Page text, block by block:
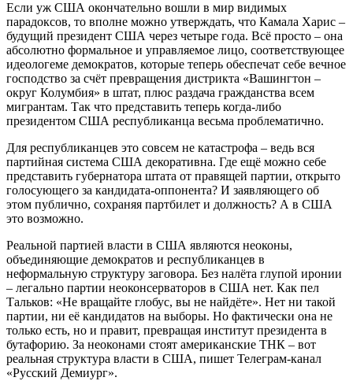
Если уж США окончательно вошли в мир видимых
парадоксов, то вполне можно утверждать, что Камала Харис –
будущий президент США через четыре года. Всё просто – она
абсолютно формальное и управляемое лицо, соответствующее
идеологеме демократов, которые теперь обеспечат себе вечное
господство за счёт превращения дистрикта «Вашингтон –
округ Колумбия» в штат, плюс раздача гражданства всем
мигрантам. Так что представить теперь когда-либо
президентом США республиканца весьма проблематично.
Для республиканцев это совсем не катастрофа – ведь вся
партийная система США декоративна. Где ещё можно себе
представить губернатора штата от правящей партии, открыто
голосующего за кандидата-оппонента? И заявляющего об
этом публично, сохраняя партбилет и должность? А в США
это возможно.
Реальной партией власти в США являются неоконы,
объединяющие демократов и республиканцев в
неформальную структуру заговора. Без налёта глупой иронии
– легально партии неоконсерваторов в США нет. Как пел
Тальков: «Не вращайте глобус, вы не найдёте». Нет ни такой
партии, ни её кандидатов на выборы. Но фактически она не
только есть, но и правит, превращая институт президента в
бутафорию. За неоконами стоят американские ТНК – вот
реальная структура власти в США, пишет Телеграм-канал
«Русский Демиург».